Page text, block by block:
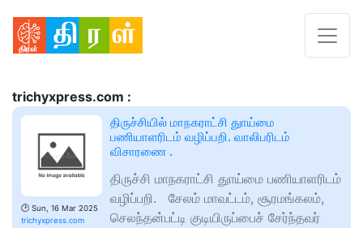
trichyxpress.com :
🕑 Sun, 16 Mar 2025
trichyxpress.com
திருச்சியில் மாநகராட்சி துாய்மை
பணியாளரிடம் வழிப்பறி. வாலிபரிடம்
விசாரணை .
திருச்சி மாநகராட்சி துாய்மை பணியாளரிடம்
வழிப்பறி. சேலம் மாவட்டம், சூரமங்கலம்,
செலந்தன்பட்டி குடியிருப்பைச் சேர்ந்தவர்